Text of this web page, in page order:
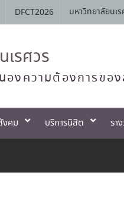
DFCT2026 มหาวิทยาลัยนเ
รศวร
งความต้องการขอ
งคม บริการนิสิต รา